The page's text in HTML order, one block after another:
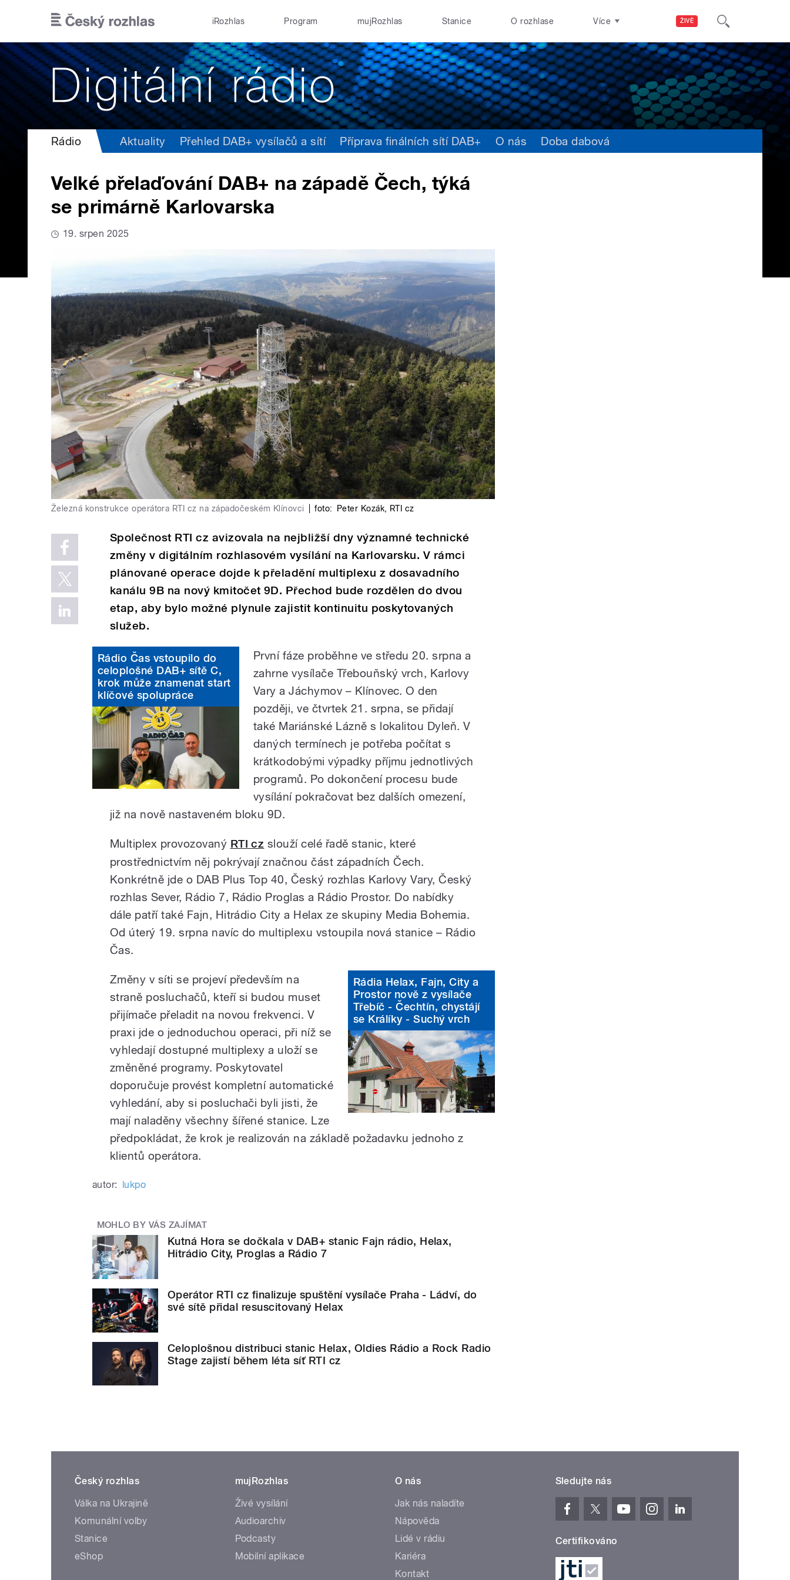
ŽIVĚ
iRozhlas Program mujRozhlas Stanice O rozhlase Více
Rádio Aktuality Přehled DAB+ vysílačů a sítí Příprava finálních sítí DAB+ O nás Doba dabová
Velké přelaďování DAB+ na západě Čech, týká
se primárně Karlovarska
19. srpen 2025
Železná konstrukce operátora RTI cz na západočeském Klínovci foto: Peter Kozák, RTI cz
Společnost RTI cz avizovala na nejbližší dny významné technické
změny v digitálním rozhlasovém vysílání na Karlovarsku. V rámci
plánované operace dojde k přeladění multiplexu z dosavadního
kanálu 9B na nový kmitočet 9D. Přechod bude rozdělen do dvou
etap, aby bylo možné plynule zajistit kontinuitu poskytovaných
služeb.
Rádio Čas vstoupilo do
celoplošné DAB+ sítě C,
krok může znamenat start
klíčové spolupráce
První fáze proběhne ve středu 20. srpna a
zahrne vysílače Třebouňský vrch, Karlovy
Vary a Jáchymov – Klínovec. O den
později, ve čtvrtek 21. srpna, se přidají
také Mariánské Lázně s lokalitou Dyleň. V
daných termínech je potřeba počítat s
krátkodobými výpadky příjmu jednotlivých
programů. Po dokončení procesu bude
vysílání pokračovat bez dalších omezení,
již na nově nastaveném bloku 9D.
Multiplex provozovaný RTI cz slouží celé řadě stanic, které
prostřednictvím něj pokrývají značnou část západních Čech.
Konkrétně jde o DAB Plus Top 40, Český rozhlas Karlovy Vary, Český
rozhlas Sever, Rádio 7, Rádio Proglas a Rádio Prostor. Do nabídky
dále patří také Fajn, Hitrádio City a Helax ze skupiny Media Bohemia.
Od úterý 19. srpna navíc do multiplexu vstoupila nová stanice – Rádio
Čas.
Rádia Helax, Fajn, City a
Prostor nově z vysílače
Třebíč - Čechtín, chystájí
se Králíky - Suchý vrch
Změny v síti se projeví především na
straně posluchačů, kteří si budou muset
přijímače přeladit na novou frekvenci. V
praxi jde o jednoduchou operaci, při níž se
vyhledají dostupné multiplexy a uloží se
změněné programy. Poskytovatel
doporučuje provést kompletní automatické
vyhledání, aby si posluchači byli jisti, že
mají naladěny všechny šířené stanice. Lze
předpokládat, že krok je realizován na základě požadavku jednoho z
klientů operátora.
autor: lukpo
MOHLO BY VÁS ZAJÍMAT
Kutná Hora se dočkala v DAB+ stanic Fajn rádio, Helax,
Hitrádio City, Proglas a Rádio 7
Operátor RTI cz finalizuje spuštění vysílače Praha - Ládví, do
své sítě přidal resuscitovaný Helax
Celoplošnou distribuci stanic Helax, Oldies Rádio a Rock Radio
Stage zajistí během léta síť RTI cz
Český rozhlas
Válka na Ukrajině
Komunální volby
Stanice
eShop
mujRozhlas
Živé vysílání
Audioarchiv
Podcasty
Mobilní aplikace
O nás
Jak nás naladíte
Nápověda
Lidé v rádiu
Kariéra
Kontakt
Sledujte nás
Certifikováno